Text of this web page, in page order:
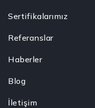
Sertifikalarımız
Referanslar
Haberler
Blog
İletişim